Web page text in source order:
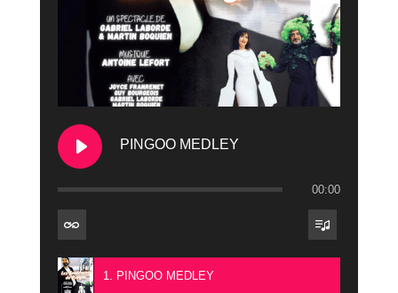
PINGOO MEDLEY
00:00
1. PINGOO MEDLEY